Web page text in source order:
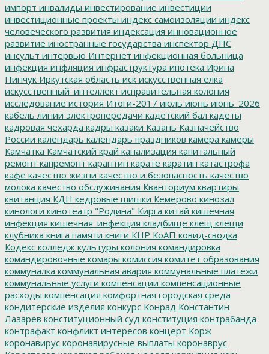
импорт инвалиды инвестирование инвестиции
инвестиционные проекты индекс самоизоляции индекс
человеческого развития индексация инновационное
развитие иностранные государства инспектор ДПС
инсульт интервью Интернет инфекционная больница
инфекция инфляция инфраструктура ипотека Ирина
Пинчук Иркутская область иск искусственная елка
искусственный_интеллект исправительная колония
исследование история Итоги-2017 июль июнь июнь_2026
кабель линии электропередачи кадетский бал кадеты
кадровая чехарда кадры казаки Казань Казначейство
России календарь календарь праздников камера камеры
Камчатка Камчатский край канализация капитальный
ремонт капремонт карантин карате каратин катастрофа
кафе качество жизни качество и безопасность качество
молока качество обслуживания Кванториум квартиры
квитанция КДН кедровые шишки Кемерово кинозал
кинологи кинотеатр "Родина" Кирга китай кишечная
инфекция кишечная_инфекция кладбище клещ клещи
клубника книга памяти книги КНР КоАП ковид-сводка
Кодекс колледж культуры колония командировка
командировочные комары комиссия комитет образования
коммуналка коммунальная авария коммунальные платежи
коммунальные услуги компенсации компенсационные
расходы компенсация комфортная городская среда
кондитерские изделия конкурс Конрад Константин
Лазарев конституционный суд конституция контрабанда
контрафакт конфликт интересов концерт Корж
коронавирус коронавирусные выплаты коронаврус